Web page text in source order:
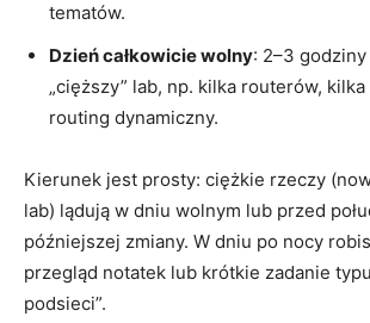
tematów.
Dzień całkowicie wolny: 2–3
„cięższy” lab, np. kilka routerów, kilka
routing dynamiczny.
Kierunek jest prosty: ciężkie rzeczy
lab) lądują w dniu wolnym lub przed
późniejszej zmiany. W dniu po nocy
przegląd notatek lub krótkie zadanie
podsieci”.